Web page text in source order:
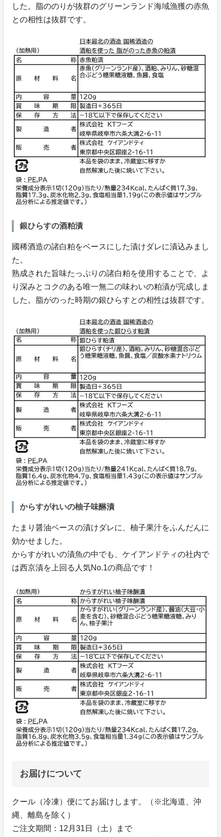
した。脂ののりが抜群のグリーンランド海域漁獲の赤魚
との相性は抜群です。
銀ひらすの酒粕漬
國稀酒造の諸白粕をベースにした漬けダレに漬込みまし
た。
熟成された旨味たっぷりの諸白粕を使用することで、よ
り深みとコクのある唯一無二の味わいの粕漬が完成しま
した。脂がのった時期の銀ひらすとの相性は抜群です。
からすがれいの柚子味醂漬
たまり醤油ベースの漬けダレに、柚子果汁をふんだんに
効かせました。
からすがれいの漬魚の中でも、ケイアンドティの社内で
は西京漬を上回る人気No.1の商品です！
お届けについて
クール（冷凍）便にてお届けします。（※北海道、沖
縄、離島を除く）
ご注文期間：12月31日（土）まで